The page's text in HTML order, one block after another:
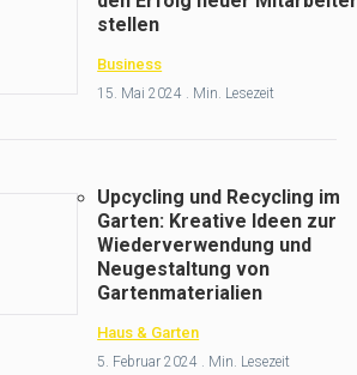
stellen
Business
15. Mai 2024 . Min. Lesezeit
Upcycling und Recycling im
Garten: Kreative Ideen zur
Wiederverwendung und
Neugestaltung von
Gartenmaterialien
Haus & Garten
5. Februar 2024 . Min. Lesezeit